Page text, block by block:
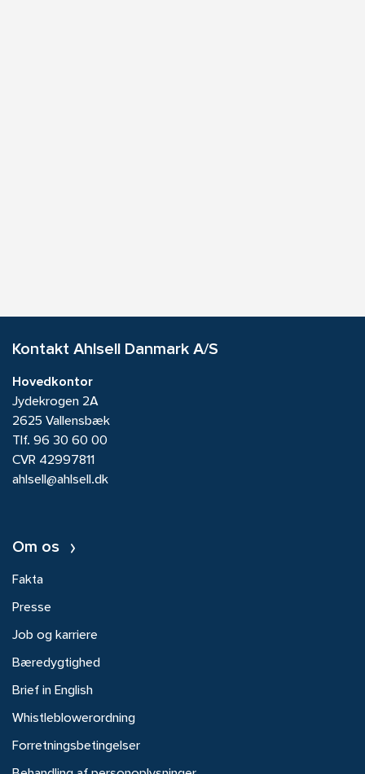
Kontakt Ahlsell Danmark A/S
Hovedkontor
Jydekrogen 2A
2625 Vallensbæk
Tlf. 96 30 60 00
CVR 42997811
ahlsell@ahlsell.dk
Om os
Fakta
Presse
Job og karriere
Bæredygtighed
Brief in English
Whistleblowerordning
Forretningsbetingelser